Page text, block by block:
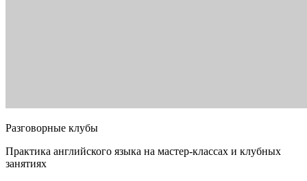
Разговорные клубы
Практика английского языка на мастер-классах и клубных
занятиях